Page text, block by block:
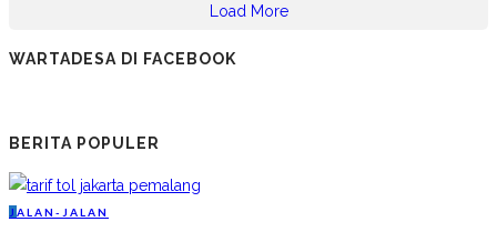
Load More
WARTADESA DI FACEBOOK
BERITA POPULER
J ALAN-JALAN